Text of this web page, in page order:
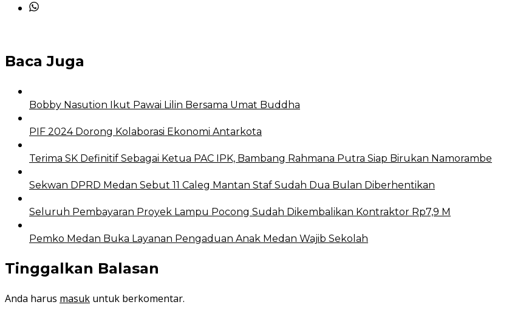
Baca Juga
Bobby Nasution Ikut Pawai Lilin Bersama Umat Buddha
PIF 2024 Dorong Kolaborasi Ekonomi Antarkota
Terima SK Definitif Sebagai Ketua PAC IPK, Bambang Rahmana Putra Siap Birukan Namorambe
Sekwan DPRD Medan Sebut 11 Caleg Mantan Staf Sudah Dua Bulan Diberhentikan
Seluruh Pembayaran Proyek Lampu Pocong Sudah Dikembalikan Kontraktor Rp7,9 M
Pemko Medan Buka Layanan Pengaduan Anak Medan Wajib Sekolah
Tinggalkan Balasan
Anda harus masuk untuk berkomentar.